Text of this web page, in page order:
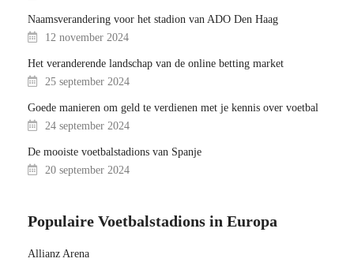
Naamsverandering voor het stadion van ADO Den Haag
12 november 2024
Het veranderende landschap van de online betting market
25 september 2024
Goede manieren om geld te verdienen met je kennis over voetbal
24 september 2024
De mooiste voetbalstadions van Spanje
20 september 2024
Populaire Voetbalstadions in Europa
Allianz Arena